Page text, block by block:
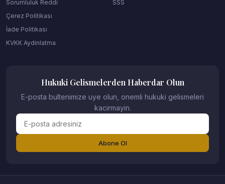
Sorumluluk Reddi
Çerez Politikası
İade Politikası
KVKK Aydinlatma
SSS
Hukuki Gelismelerden Haberdar Olun
E-posta bultenimize uye olun, onemli hukuki gelismeleri
kacirmayin.
Abone Ol